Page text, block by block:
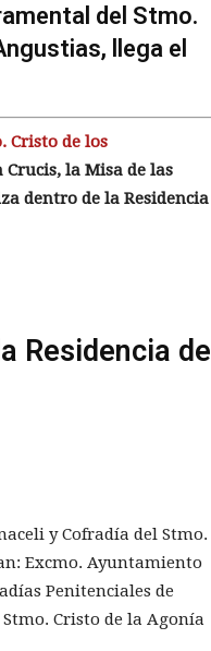
del Stmo.
llega el
Cristo de los
Crucis, la Misa de las
dentro de la Residencia
Residencia de
y Cofradía del Stmo.
Excmo. Ayuntamiento
Penitenciales de
Cristo de la Agonía